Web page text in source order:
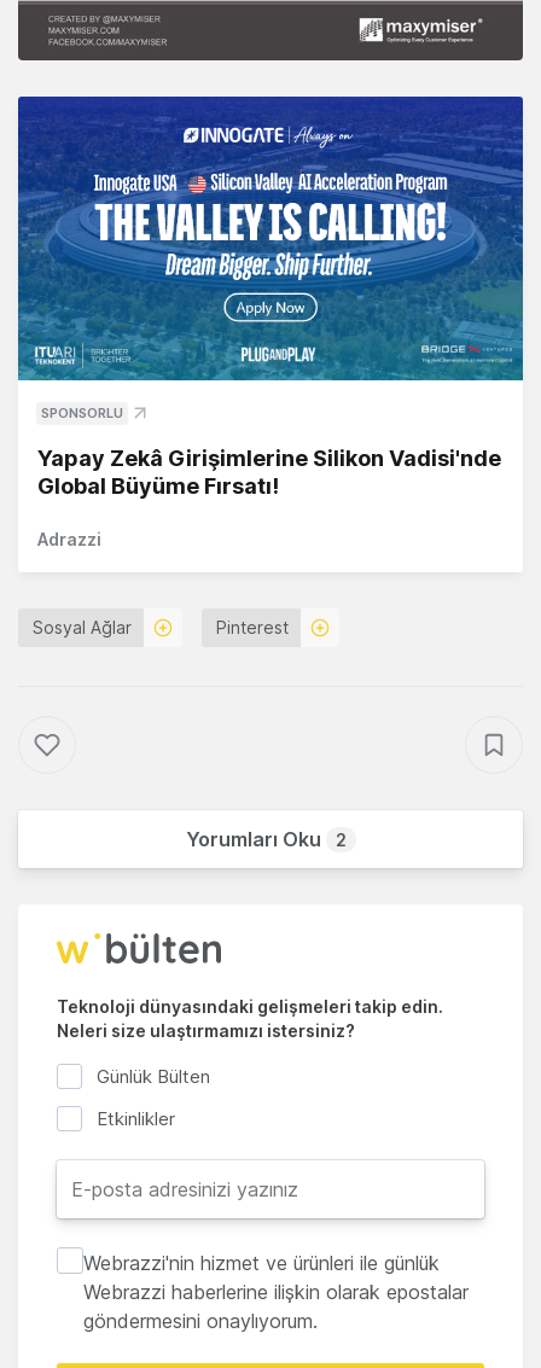
SPONSORLU
Yapay Zekâ Girişimlerine Silikon Vadisi'nde
Global Büyüme Fırsatı!
Adrazzi
Sosyal Ağlar Pinterest
Yorumları Oku 2
Teknoloji dünyasındaki gelişmeleri takip edin.
Neleri size ulaştırmamızı istersiniz?
Günlük Bülten
Etkinlikler
Webrazzi'nin hizmet ve ürünleri ile günlük
Webrazzi haberlerine ilişkin olarak epostalar
göndermesini onaylıyorum.